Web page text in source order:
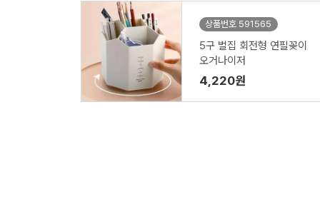
상품번호 591565
5구 벌집 회전형 연필꽂이
오거나이저
4,220원